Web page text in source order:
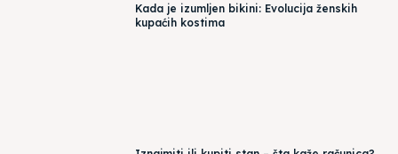
Kada je izumljen bikini: Evolucija ženskih
kupaćih kostima